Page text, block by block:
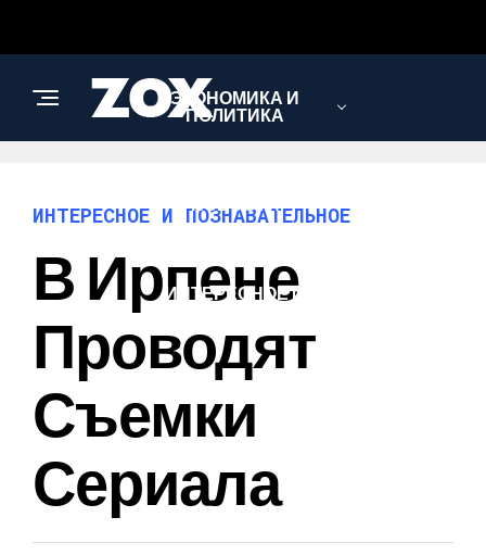
ЭКОНОМИКА И
ПОЛИТИКА
НОВОСТИ
ИНТЕРЕСНОЕ И
ИНТЕРЕСНОЕ И ПОЗНАВАТЕЛЬНОЕ
В Ирпене
Проводят
Съемки
Сериала